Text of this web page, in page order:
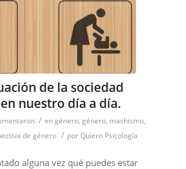
de la sociedad
nuestro día a día.
/ en género, género, machismo,
de género / porQuiero Psicología
alguna vez qué puedes estar